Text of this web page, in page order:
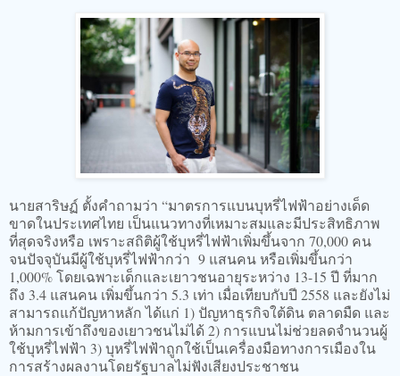
นายสาริษฏ์ ตั้งคำถามว่า “มาตรการแบนบุหรี่ไฟฟ้าอย่างเด็ด
ขาดในประเทศไทย เป็นแนวทางที่เหมาะสมและมีประสิทธิภาพ
ที่สุดจริงหรือ เพราะสถิติผู้ใช้บุหรี่ไฟฟ้าเพิ่มขึ้นจาก 70,000 คน
จนปัจจุบันมีผู้ใช้บุหรี่ไฟฟ้ากว่า 9 แสนคน หรือเพิ่มขึ้นกว่า
1,000% โดยเฉพาะเด็กและเยาวชนอายุระหว่าง 13-15 ปี ที่มาก
ถึง 3.4 แสนคน เพิ่มขึ้นกว่า 5.3 เท่า เมื่อเทียบกับปี 2558 และยังไม่
สามารถแก้ปัญหาหลัก ได้แก่ 1) ปัญหาธุรกิจใต้ดิน ตลาดมืด และ
ห้ามการเข้าถึงของเยาวชนไม่ได้ 2) การแบนไม่ช่วยลดจำนวนผู้
ใช้บุหรี่ไฟฟ้า 3) บุหรี่ไฟฟ้าถูกใช้เป็นเครื่องมือทางการเมืองใน
การสร้างผลงานโดยรัฐบาลไม่ฟังเสียงประชาชน